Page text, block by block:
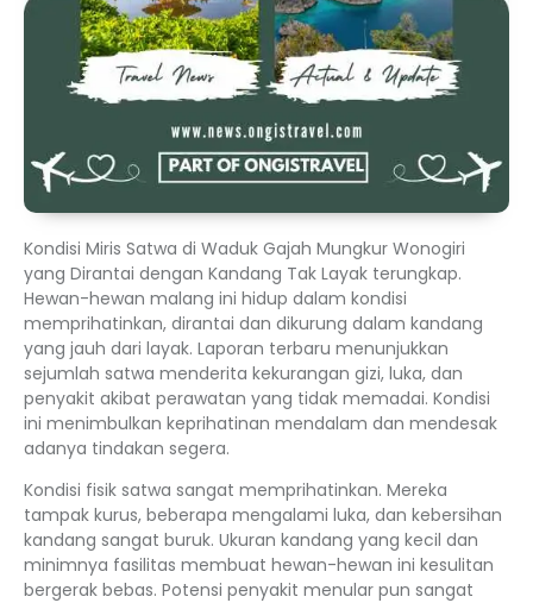
Kondisi Miris Satwa di Waduk Gajah Mungkur Wonogiri
yang Dirantai dengan Kandang Tak Layak terungkap.
Hewan-hewan malang ini hidup dalam kondisi
memprihatinkan, dirantai dan dikurung dalam kandang
yang jauh dari layak. Laporan terbaru menunjukkan
sejumlah satwa menderita kekurangan gizi, luka, dan
penyakit akibat perawatan yang tidak memadai. Kondisi
ini menimbulkan keprihatinan mendalam dan mendesak
adanya tindakan segera.
Kondisi fisik satwa sangat memprihatinkan. Mereka
tampak kurus, beberapa mengalami luka, dan kebersihan
kandang sangat buruk. Ukuran kandang yang kecil dan
minimnya fasilitas membuat hewan-hewan ini kesulitan
bergerak bebas. Potensi penyakit menular pun sangat